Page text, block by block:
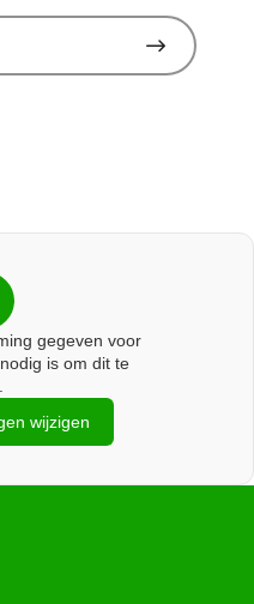
gegeven voor
is om dit te
wijzigen